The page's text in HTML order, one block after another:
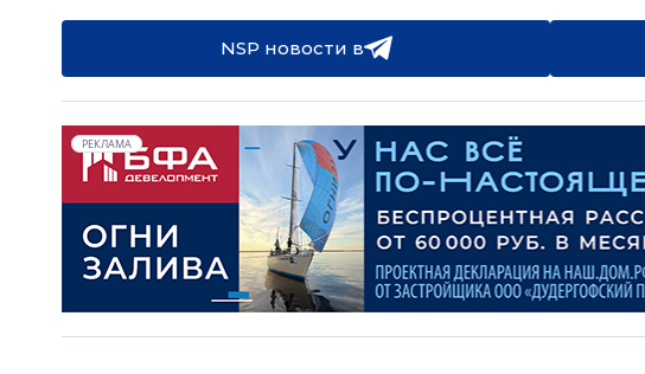
NSP новости в
РЕКЛАМА